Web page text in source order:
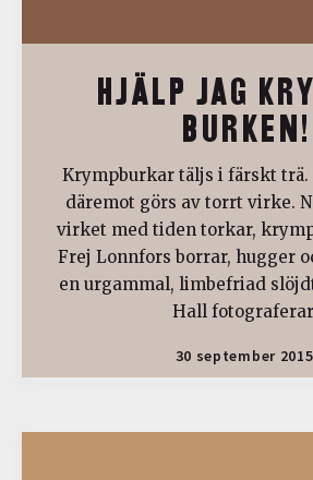
HJÄLP JAG
BURKEN!
Krympburkar täljs i färskt
däremot görs av torrt virke.
virket med tiden torkar,
Frej Lonnfors borrar, hugger
en urgammal, limbefriad
Hall
30 september 2015